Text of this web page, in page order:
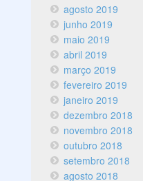
agosto 2019
junho 2019
maio 2019
abril 2019
março 2019
fevereiro 2019
janeiro 2019
dezembro 2018
novembro 2018
outubro 2018
setembro 2018
agosto 2018